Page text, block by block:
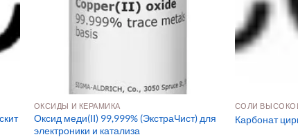
ОКСИДЫ И КЕРАМИКА
Оксид меди(II) 99,999% (ЭкстраЧист) для
электроники и катализа
СОЛИ
Карбонат